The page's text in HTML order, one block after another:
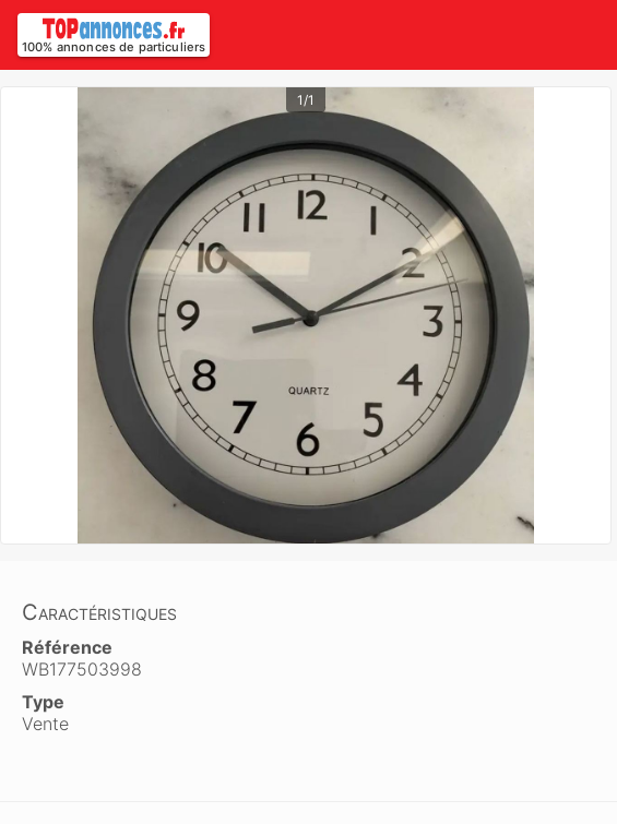
100% annonces de particuliers
1/1
Caractéristiques
Référence
WB177503998
Type
Vente